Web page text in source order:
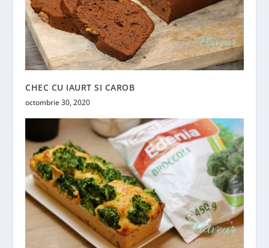
CHEC CU IAURT SI CAROB
octombrie 30, 2020